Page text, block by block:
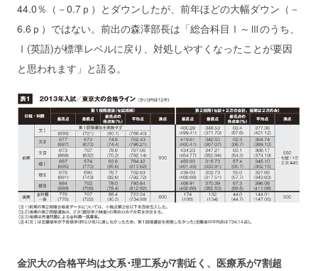
44.0％（－0.7ｐ）とダウンしたが、前年ほどの大幅ダウン（－
6.6ｐ）ではない。前出の森澤部長は「総合科目Ⅰ～Ⅲのうち、
Ⅰ(英語)が標準レベルに戻り、対処しやすくなったことが要因
と思われます」と語る。
金沢大の合格平均は文系･理工系が7割近く、医療系が7割超